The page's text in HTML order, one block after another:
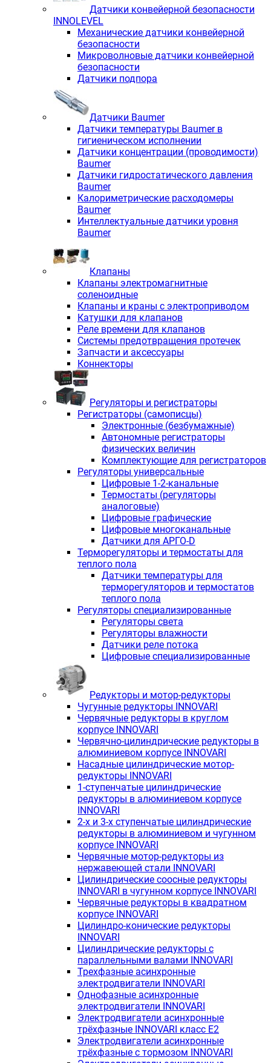
Датчики конвейерной безопасности
INNOLEVEL
Механические датчики конвейерной
безопасности
Микроволновые датчики конвейерной
безопасности
Датчики подпора
Датчики Baumer
Датчики температуры Baumer в
гигиеническом исполнении
Датчики концентрации (проводимости)
Baumer
Датчики гидростатического давления
Baumer
Калориметрические расходомеры
Baumer
Интеллектуальные датчики уровня
Baumer
Клапаны
Клапаны электромагнитные
соленоидные
Клапаны и краны с электроприводом
Катушки для клапанов
Реле времени для клапанов
Системы предотвращения протечек
Запчасти и аксессуары
Коннекторы
Регуляторы и регистраторы
Регистраторы (самописцы)
Электронные (безбумажные)
Автономные регистраторы
физических величин
Комплектующие для регистраторов
Регуляторы универсальные
Цифровые 1-2-канальные
Термостаты (регуляторы
аналоговые)
Цифровые графические
Цифровые многоканальные
Датчики для АРГО-D
Терморегуляторы и термостаты для
теплого пола
Датчики температуры для
терморегуляторов и термостатов
теплого пола
Регуляторы специализированные
Регуляторы света
Регуляторы влажности
Датчики реле потока
Цифровые специализированные
Редукторы и мотор-редукторы
Чугунные редукторы INNOVARI
Червячные редукторы в круглом
корпусе INNOVARI
Червячно-цилиндрические редукторы в
алюминиевом корпусе INNOVARI
Насадные цилиндрические мотор-
редукторы INNOVARI
1-ступенчатые цилиндрические
редукторы в алюминиевом корпусе
INNOVARI
2-х и 3-х ступенчатые цилиндрические
редукторы в алюминиевом и чугунном
корпусе INNOVARI
Червячные мотор-редукторы из
нержавеющей стали INNOVARI
Цилиндрические соосные редукторы
INNOVARI в чугунном корпусе INNOVARI
Червячные редукторы в квадратном
корпусе INNOVARI
Цилиндро-конические редукторы
INNOVARI
Цилиндрические редукторы с
параллельными валами INNOVARI
Трехфазные асинхронные
электродвигатели INNOVARI
Однофазные асинхронные
электродвигатели INNOVARI
Электродвигатели асинхронные
трёхфазные INNOVARI класс E2
Электродвигатели асинхронные
трёхфазные с тормозом INNOVARI